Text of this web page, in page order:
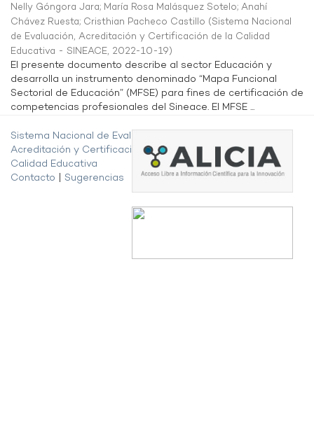
Nelly Góngora Jara; María Rosa Malásquez Sotelo; Anahí
Chávez Ruesta; Cristhian Pacheco Castillo (Sistema Nacional
de Evaluación, Acreditación y Certificación de la Calidad
Educativa - SINEACE, 2022-10-19)
El presente documento describe al sector Educación y
desarrolla un instrumento denominado “Mapa Funcional
Sectorial de Educación” (MFSE) para fines de certificación de
competencias profesionales del Sineace. El MFSE ...
Sistema Nacional de Evaluación,
Acreditación y Certificación de la
Calidad Educativa
Contacto
Sugerencias